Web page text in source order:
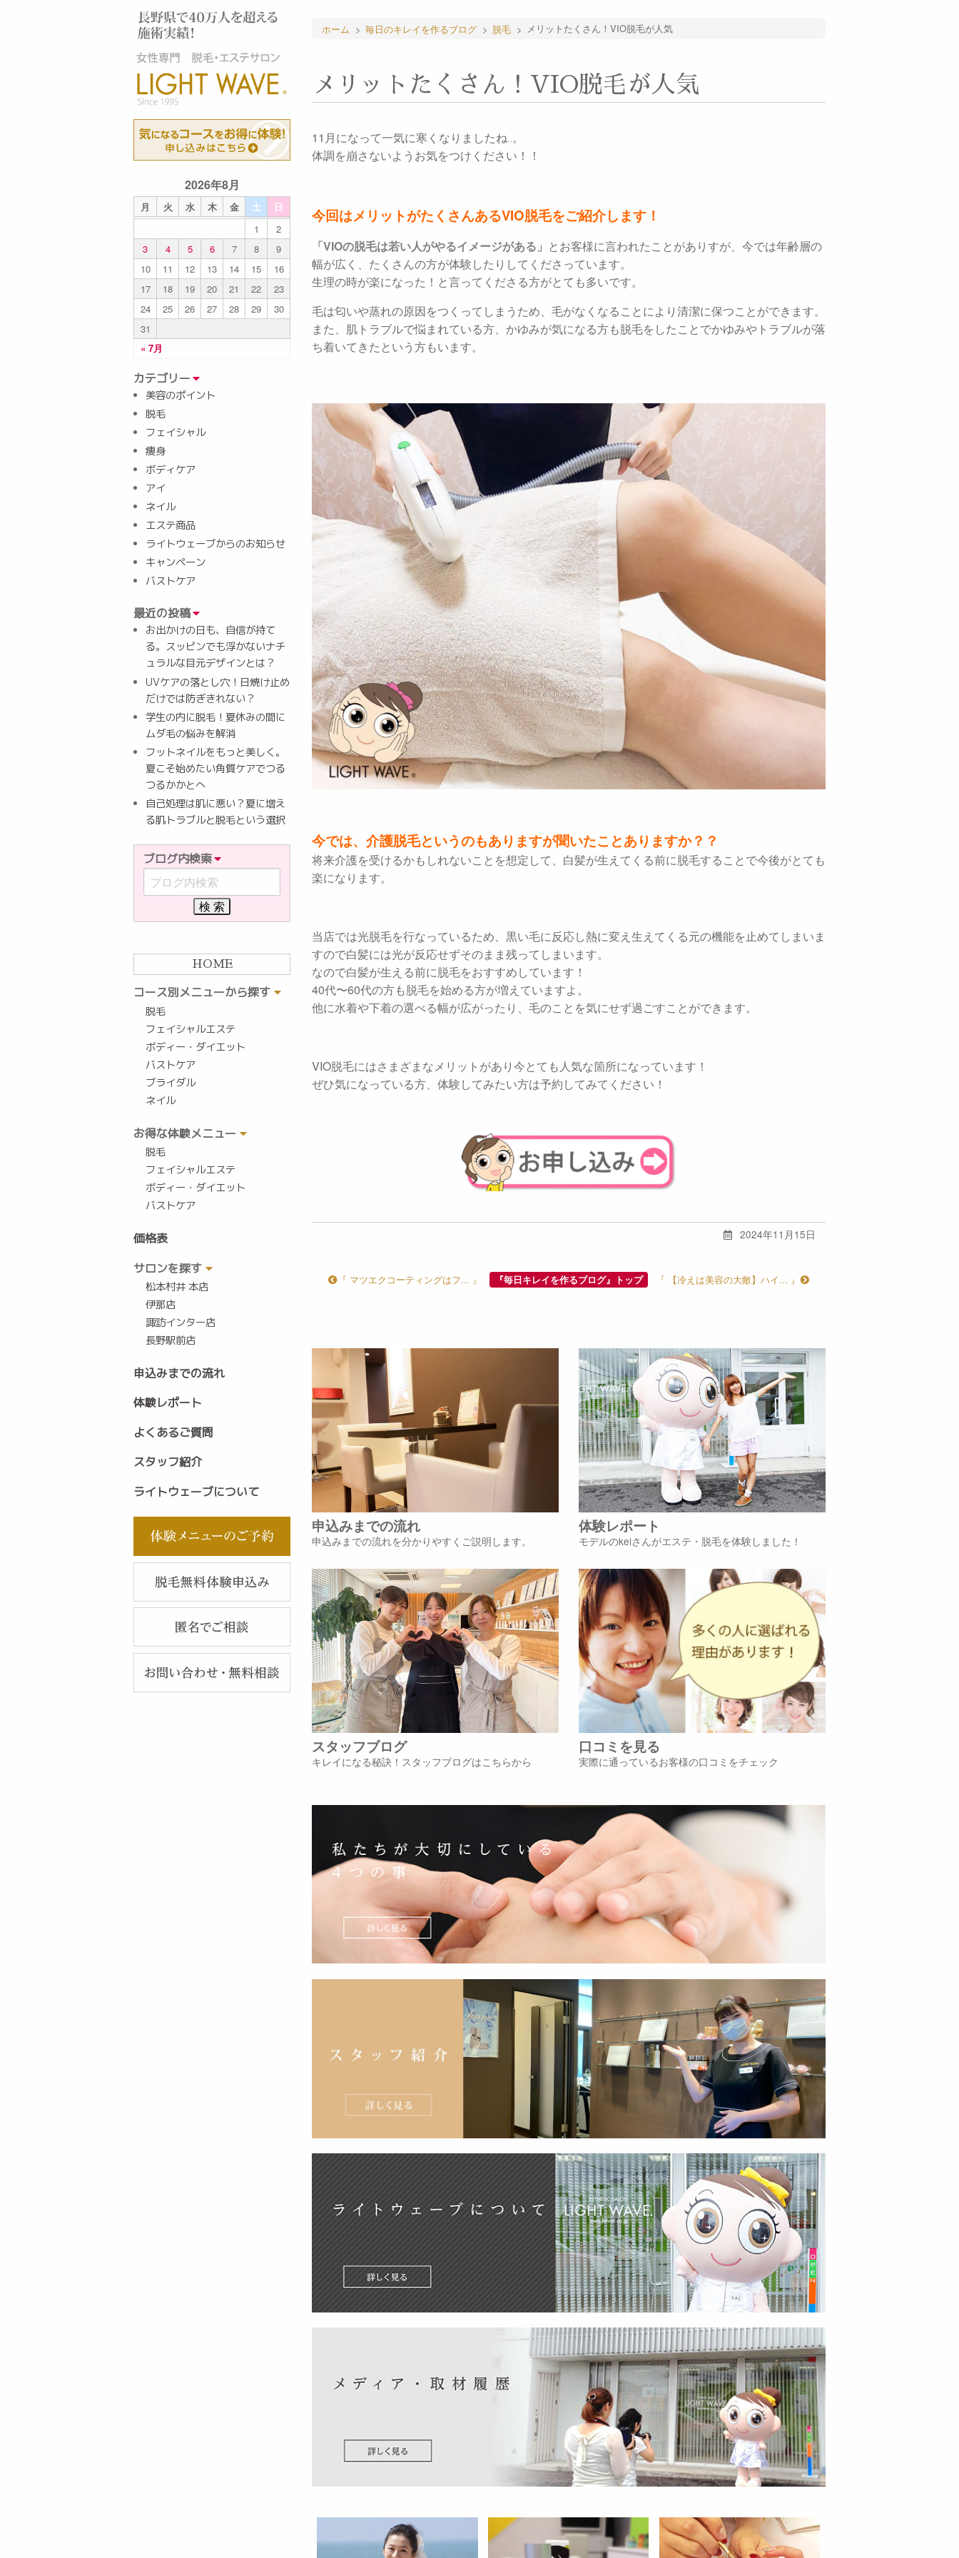
2026年8月
月 火 水 木 金 土 日
« 7月
1
2
3
4 5 6 7 8
9
10
11 12 13 14 15
16
17
18 19 20 21 22
23
24
25 26 27 28 29
30
31
カテゴリー
美容のポイント
脱毛
フェイシャル
痩身
ボディケア
アイ
ネイル
エステ商品
ライトウェーブからのお知らせ
キャンペーン
バストケア
最近の投稿
お出かけの日も、自信が持て
る。スッピンでも浮かないナチ
ュラルな目元デザインとは？
UVケアの落とし穴！日焼け止め
だけでは防ぎきれない？
学生の内に脱毛！夏休みの間に
ムダ毛の悩みを解消
フットネイルをもっと美しく。
夏こそ始めたい角質ケアでつる
つるかかとへ
自己処理は肌に悪い？夏に増え
る肌トラブルと脱毛という選択
ブログ内検索
HOME
コース別メニューから探す
脱毛
フェイシャルエステ
ボディー・ダイエット
バストケア
ブライダル
ネイル
お得な体験メニュー
脱毛
フェイシャルエステ
ボディー・ダイエット
バストケア
価格表
サロンを探す
松本村井 本店
伊那店
諏訪インター店
長野駅前店
申込みまでの流れ
体験レポート
よくあるご質問
スタッフ紹介
ライトウェーブについて
ホーム > 毎日のキレイを作るブログ > 脱毛 > メリットたくさん！VIO脱毛が人気
メリットたくさん！VIO脱毛が人気
11月になって一気に寒くなりましたね‥。
体調を崩さないようお気をつけください！！
今回はメリットがたくさんあるVIO脱毛をご紹介します！
「VIOの脱毛は若い人がやるイメージがある」 とお客様に言われたことがありすが、今では年齢層の
幅が広く、たくさんの方が体験したりしてくださっています。
生理の時が楽になった！と言ってくださる方がとても多いです。
毛は匂いや蒸れの原因をつくってしまうため、毛がなくなることにより清潔に保つことができます。
また、肌トラブルで悩まれている方、かゆみが気になる方も脱毛をしたことでかゆみやトラブルが落
ち着いてきたという方もいます。
今では、介護脱毛というのもありますが聞いたことありますか？？
将来介護を受けるかもしれないことを想定して、白髪が生えてくる前に脱毛することで今後がとても
楽になります。
当店では光脱毛を行なっているため、黒い毛に反応し熱に変え生えてくる元の機能を止めてしまいま
すので白髪には光が反応せずそのまま残ってしまいます。
なので白髪が生える前に脱毛をおすすめしています！
40代〜60代の方も脱毛を始める方が増えていますよ。
他に水着や下着の選べる幅が広がったり、毛のことを気にせず過ごすことができます。
VIO脱毛にはさまざまなメリットがあり今とても人気な箇所になっています！
ぜひ気になっている方、体験してみたい方は予約してみてください！
2024年11月15日
『 マツエクコーティングはフ... 』 『毎日キレイを作るブログ』トップ 『 【冷えは美容の大敵】ハイ... 』
申込みまでの流れ
申込みまでの流れを分かりやすくご説明します。
体験レポート
モデルのkeiさんがエステ・脱毛を体験しました！
スタッフブログ
キレイになる秘訣！スタッフブログはこちらから
口コミを見る
実際に通っているお客様の口コミをチェック